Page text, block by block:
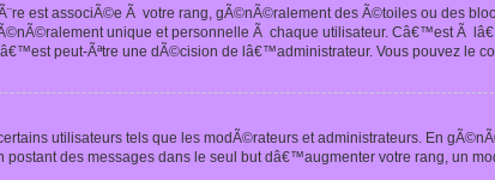
est associÃ©e Ã votre rang, gÃ©nÃ©ralement des Ã©toiles ou des
unique et personnelle Ã chaque utilisateur. Câ€™est Ã
peut-Ãªtre une dÃ©cision de lâ€™administrateur. Vous pouvez le
utilisateurs tels que les modÃ©rateurs et administrateurs. En
des messages dans le seul but dâ€™augmenter votre rang, un